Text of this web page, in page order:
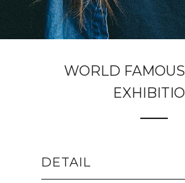
WORLD
DETAIL